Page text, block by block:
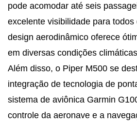
pode acomodar até seis
excelente visibilidade para
design aerodinâmico oferece
em diversas condições
Além disso, o Piper M500 se
integração de tecnologia de
sistema de aviônica Garmin
controle da aeronave e a